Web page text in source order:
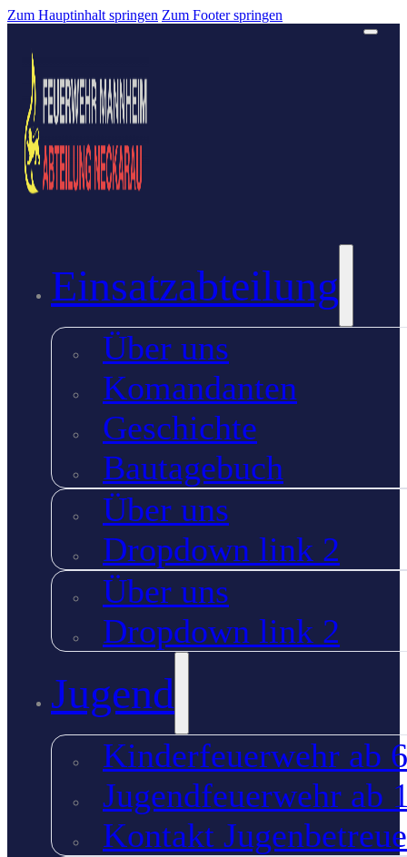
Zum Hauptinhalt springen Zum Footer springen
Einsatzabteilung
Über uns
Komandanten
Geschichte
Bautagebuch
Über uns
Dropdown link 2
Über uns
Dropdown link 2
Jugend
Kinderfeuerwehr ab
Jugendfeuerwehr ab
Kontakt